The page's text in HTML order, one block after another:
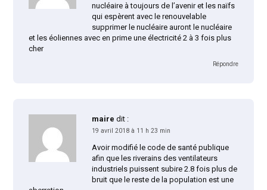
nucléaire à toujours de l’avenir et les naïfs
qui espèrent avec le renouvelable
supprimer le nucléaire auront le nucléaire
et les éoliennes avec en prime une électricité 2 à 3 fois plus
cher
Répondre
maire dit :
19 avril 2018 à 11 h 23 min
Avoir modifié le code de santé publique
afin que les riverains des ventilateurs
industriels puissent subire 2.8 fois plus de
bruit que le reste de la population est une